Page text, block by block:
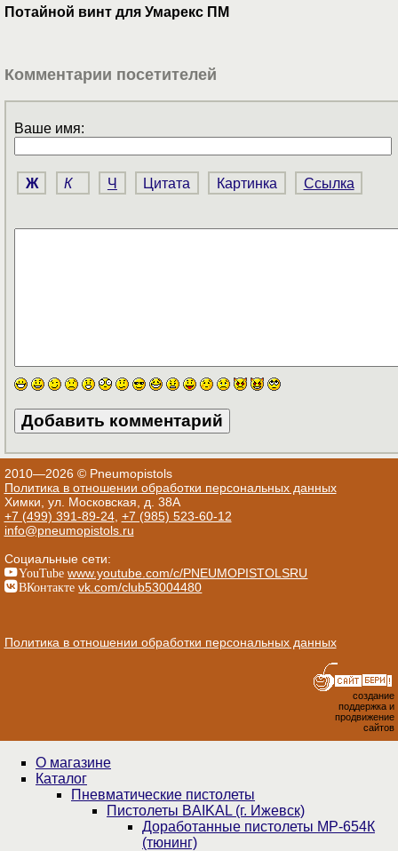
Потайной винт для Умарекс ПМ
Комментарии посетителей
Ваше имя:
Ж К Ч Цитата Картинка Ссылка
2010—2026 © Pneumopistols
Политика в отношении обработки персональных данных
Химки, ул. Московская, д. 38А
+7 (499) 391-89-24, +7 (985) 523-60-12
info@pneumopistols.ru
Социальные сети:
YouTube www.youtube.com/c/PNEUMOPISTOLSRU
ВКонтакте vk.com/club53004480
Политика в отношении обработки персональных данных
создание
поддержка и
продвижение
сайтов
О магазине
Каталог
Пнев­ма­ти­чес­кие пистолеты
Пистолеты BAIKAL (г. Ижевск)
Доработанные пистолеты МР-654К
(тюнинг)